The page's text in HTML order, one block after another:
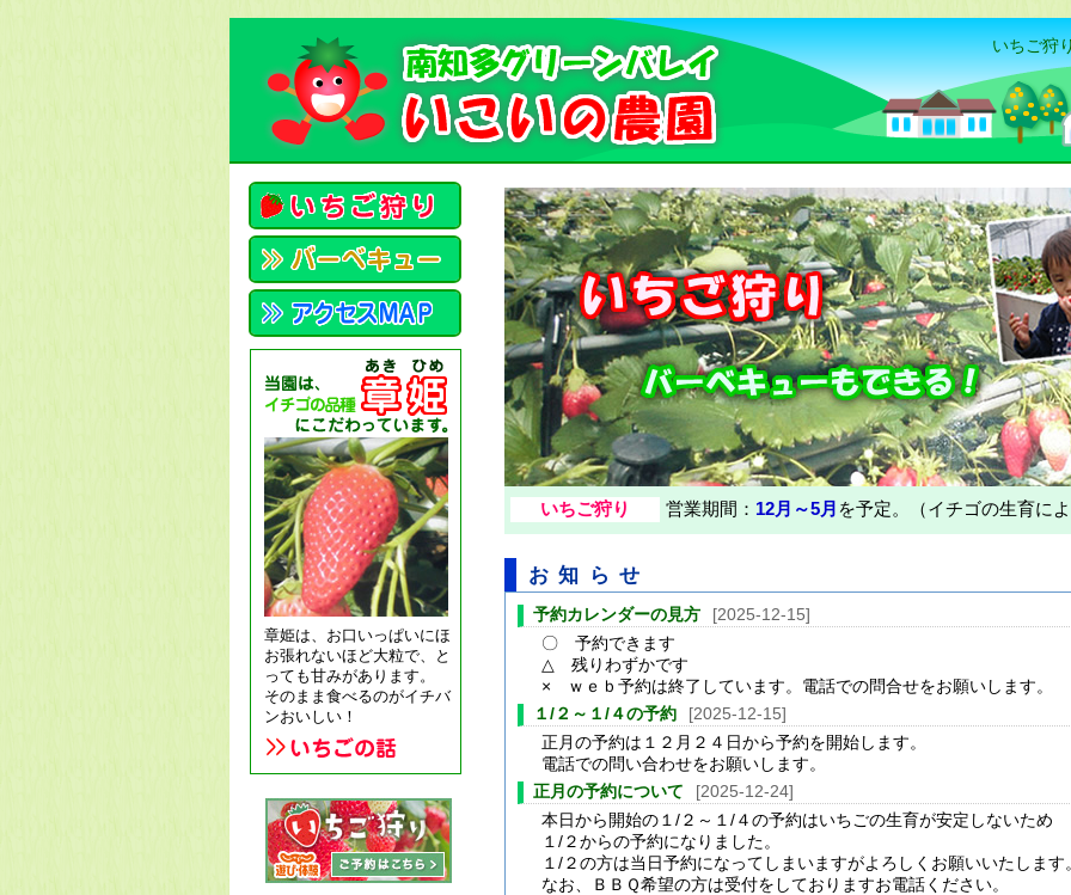
いちご狩
章姫は、お口いっぱいにほ
お張れないほど大粒で、と
っても甘みがあります。
そのまま食べるのがイチバ
ンおいしい！
いちご狩り 営業期間： 12月～5月 を予定。（イチゴの生育に
お知らせ
予約カレンダーの見方
[2025-12-15]
〇 予約できます
△ 残りわずかです
× ｗｅｂ予約は終了しています。電話での問合せをお願いします。
１/２～１/４の予約
[2025-12-15]
正月の予約は１２月２４日から予約を開始します。
電話での問い合わせをお願いします。
正月の予約について
[2025-12-24]
本日から開始の１/２～１/４の予約はいちごの生育が安定しないため
１/２からの予約になりました。
１/２の方は当日予約になってしまいますがよろしくお願いいたします
なお、ＢＢＱ希望の方は受付をしておりますお電話ください。